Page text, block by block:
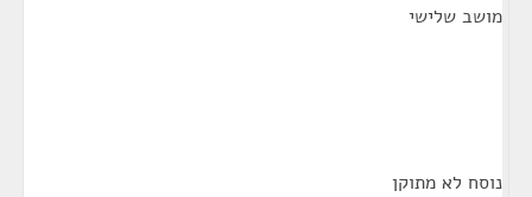
מושב שלישי
נוסח לא מתוקן